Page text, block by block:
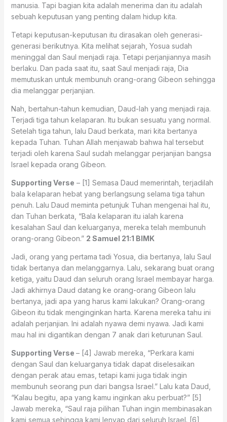
manusia. Tapi bagian kita adalah menerima dan itu adalah
sebuah keputusan yang penting dalam hidup kita.
Tetapi keputusan-keputusan itu dirasakan oleh generasi-
generasi berikutnya. Kita melihat sejarah, Yosua sudah
meninggal dan Saul menjadi raja. Tetapi perjanjiannya masih
berlaku. Dan pada saat itu, saat Saul menjadi raja, Dia
memutuskan untuk membunuh orang-orang Gibeon sehingga
dia melanggar perjanjian.
Nah, bertahun-tahun kemudian, Daud-lah yang menjadi raja.
Terjadi tiga tahun kelaparan. Itu bukan sesuatu yang normal.
Setelah tiga tahun, lalu Daud berkata, mari kita bertanya
kepada Tuhan. Tuhan Allah menjawab bahwa hal tersebut
terjadi oleh karena Saul sudah melanggar perjanjian bangsa
Israel kepada orang Gibeon.
Supporting Verse – [1] Semasa Daud memerintah, terjadilah
bala kelaparan hebat yang berlangsung selama tiga tahun
penuh. Lalu Daud meminta petunjuk Tuhan mengenai hal itu,
dan Tuhan berkata, “Bala kelaparan itu ialah karena
kesalahan Saul dan keluarganya, mereka telah membunuh
orang-orang Gibeon.” 2 Samuel 21:1 BIMK
Jadi, orang yang pertama tadi Yosua, dia bertanya, lalu Saul
tidak bertanya dan melanggarnya. Lalu, sekarang buat orang
ketiga, yaitu Daud dan seluruh orang Israel membayar harga.
Jadi akhirnya Daud datang ke orang-orang Gibeon lalu
bertanya, jadi apa yang harus kami lakukan? Orang-orang
Gibeon itu tidak menginginkan harta. Karena mereka tahu ini
adalah perjanjian. Ini adalah nyawa demi nyawa. Jadi kami
mau hal ini digantikan dengan 7 anak dari keturunan Saul.
Supporting Verse – [4] Jawab mereka, “Perkara kami
dengan Saul dan keluarganya tidak dapat diselesaikan
dengan perak atau emas, tetapi kami juga tidak ingin
membunuh seorang pun dari bangsa Israel.” Lalu kata Daud,
“Kalau begitu, apa yang kamu inginkan aku perbuat?” [5]
Jawab mereka, “Saul raja pilihan Tuhan ingin membinasakan
kami semua sehingga kami lenyap dari seluruh Israel. [6]